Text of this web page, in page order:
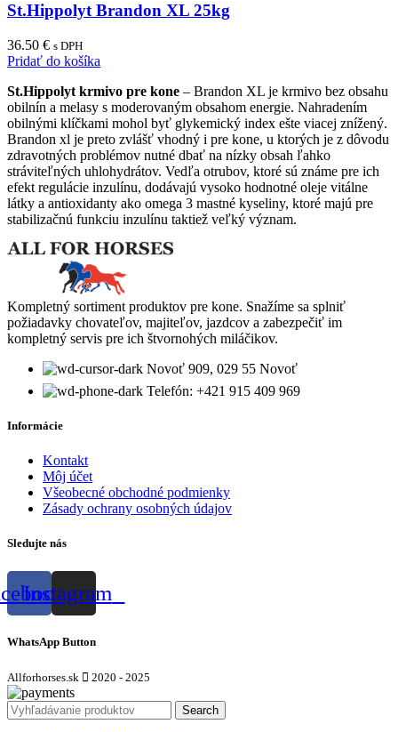
St.Hippolyt Brandon XL 25kg
36.50 € s DPH
Pridať do košíka
St.Hippolyt krmivo pre kone – Brandon XL je krmivo bez obsahu
obilnín a melasy s moderovaným obsahom energie. Nahradením
obilnými klíčkami mohol byť glykemický index ešte viacej znížený.
Brandon xl je preto zvlášť vhodný i pre kone, u ktorých je z dôvodu
zdravotných problémov nutné dbať na nízky obsah ľahko
stráviteľných uhlohydrátov. Vedľa otrubov, ktoré sú známe pre ich
efekt regulácie inzulínu, dodávajú vysoko hodnotné oleje vitálne
látky a antioxidanty ako omega 3 mastné kyseliny, ktoré majú pre
stabilizačnú funkciu inzulínu taktiež veľký význam.
Kompletný sortiment produktov pre kone. Snažíme sa splniť
požiadavky chovateľov, majiteľov, jazdcov a zabezpečiť im
kompletný servis pre ich štvornohých miláčikov.
Novoť 909, 029 55 Novoť
Telefón: +421 915 409 969
Informácie
Kontakt
Môj účet
Všeobecné obchodné podmienky
Zásady ochrany osobných údajov
Sledujte nás
Instagram
WhatsApp Button
Allforhorses.sk 2020 - 2025
Search